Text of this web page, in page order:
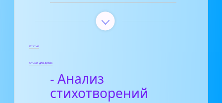
Статьи
Стихи для детей
- Анализ
стихотворений